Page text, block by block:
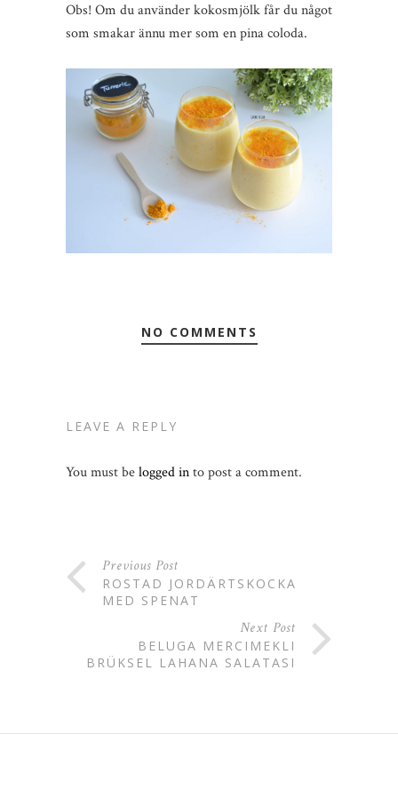
Obs! Om du använder kokosmjölk får du något
som smakar ännu mer som en pina coloda.
NO COMMENTS
LEAVE A REPLY
You must belogged into post a comment.
Previous Post
ROSTAD JORDÄRTSKOCKA
MED SPENAT
Next Post
BELUGA MERCIMEKLI
BRÜKSEL LAHANA SALATASI